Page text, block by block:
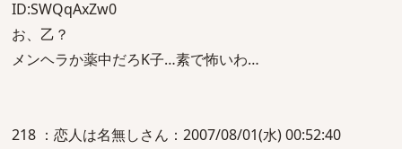
ID:SWQqAxZw0
お、乙？
メンヘラか薬中だろK子…素で怖いわ…
218 ：恋人は名無しさん：2007/08/01(水) 00:52:40